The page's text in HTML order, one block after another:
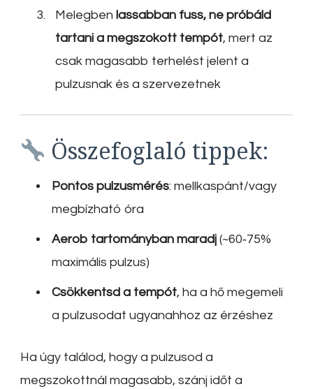
Melegben lassabban fuss, ne próbáld
tartani a megszokott tempót, mert az
csak magasabb terhelést jelent a
pulzusnak és a szervezetnek
Összefoglaló tippek:
Pontos pulzusmérés: mellkaspánt/vagy
megbízható óra
Aerob tartományban maradj (~60‑75%
maximális pulzus)
Csökkentsd a tempót, ha a hő megemeli
a pulzusodat ugyanahhoz az érzéshez
Ha úgy találod, hogy a pulzusod a
megszokottnál magasabb, szánj időt a